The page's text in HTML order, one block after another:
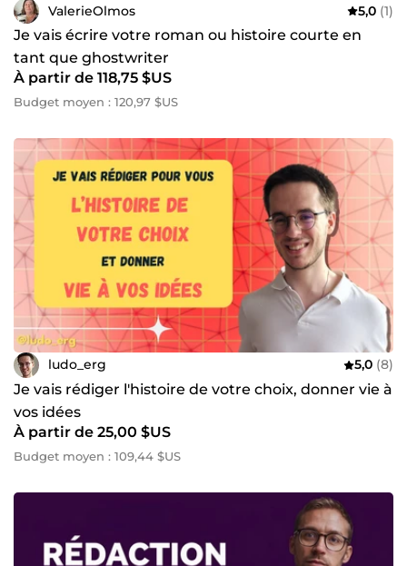
ValerieOlmos 5,0 (1)
Je vais écrire votre roman ou histoire courte en
tant que ghostwriter
À partir de 118,75 $US
Budget moyen : 120,97 $US
ludo_erg 5,0 (8)
Je vais rédiger l'histoire de votre choix, donner vie à
vos idées
À partir de 25,00 $US
Budget moyen : 109,44 $US